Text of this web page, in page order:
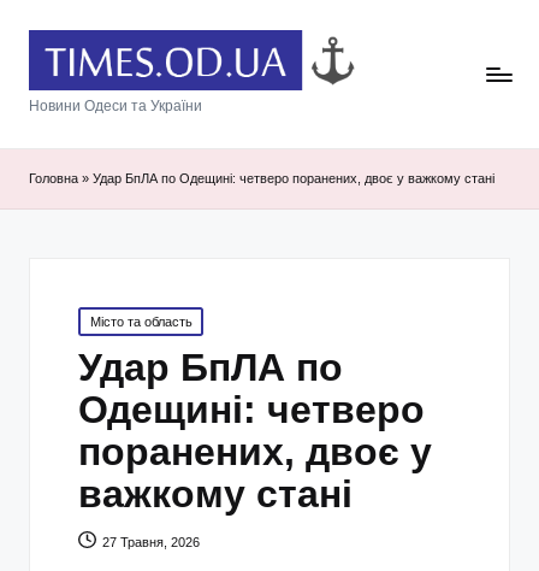
Новини Одеси та України
Головна » Удар БпЛА по Одещині: четверо поранених, двоє у важкому стані
Posted
in
Місто та область
Удар БпЛА по
Одещині: четверо
поранених, двоє у
важкому стані
27 Травня, 2026